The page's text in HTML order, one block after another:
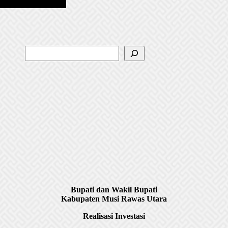
Bupati dan Wakil Bupati
Kabupaten Musi Rawas Utara
Realisasi Investasi